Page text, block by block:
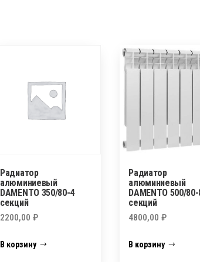
Радиатор
алюминиевый
DAMENTO 350/80-4
секций
2200,00₽
В корзину
Радиатор
алюминиевый
DAMENTO 500/
секций
4800,00₽
В корзину